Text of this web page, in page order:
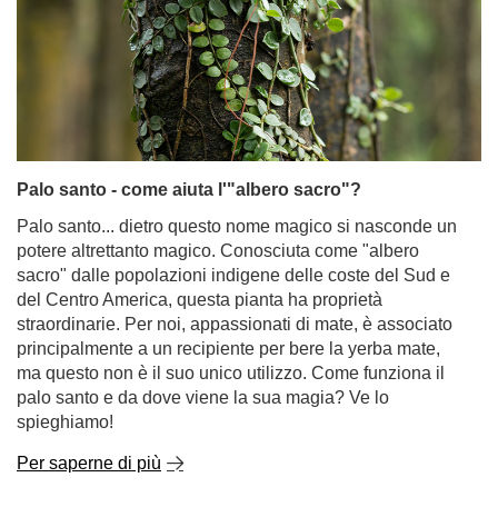
Palo santo - come aiuta l'"albero sacro"?
Palo santo... dietro questo nome magico si nasconde un
potere altrettanto magico. Conosciuta come "albero
sacro" dalle popolazioni indigene delle coste del Sud e
del Centro America, questa pianta ha proprietà
straordinarie. Per noi, appassionati di mate, è associato
principalmente a un recipiente per bere la yerba mate,
ma questo non è il suo unico utilizzo. Come funziona il
palo santo e da dove viene la sua magia? Ve lo
spieghiamo!
Per saperne di più